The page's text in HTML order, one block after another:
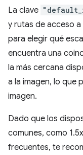
La clave
y rutas de acceso
para elegir qué
encuentra una
la más cercana
a la imagen, lo que
imagen.
Dado que los
comunes, como
frecuentes, te